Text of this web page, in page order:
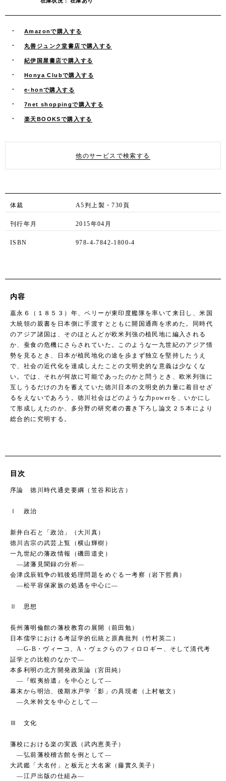
Amazonで購入する
丸善ジュンク堂書店で購入する
紀伊国屋書店で購入する
Honya Clubで購入する
e-honで購入する
7net shoppingで購入する
楽天BOOKSで購入する
他のサービスで検索する
体裁 A5判上製・730頁
刊行年月 2015年04月
ISBN 978-4-7842-1800-4
内容
嘉永６（１８５３）年、ペリーが東印度艦隊を率いて来日し、米国
大統領の親書を日本側に手渡すとともに開国通商を求めた。同時代
のアジア諸国は、そのほとんどが欧米列強の植民地に編入される
か、蚕食の危機にさらされていた。このような一九世紀のアジア情
勢を見るとき、日本が植民地化の途を歩まず独立を堅持したうえ
で、社会の近代化を達成しえたことの文明史的な意義は少なくな
い。では、それが何故に可能であったのかと問うとき、欧米列強に
互しうるだけの力を蓄えていた徳川日本の文明史的力量に着目せざ
るをえないであろう。徳川社会はどのような力powerを、いかにし
て形成しえたのか、多分野の研究者の書き下ろし論文２５本により
総合的に究明する。
目次
序論 徳川時代通史要綱（笠谷和比古）
Ⅰ 政治
新井白石と「政治」（大川真）
徳川吉宗の武芸上覧（横山輝樹）
一九世紀の藩政情報（磯田道史）
―諸藩見聞録の分析―
会津戊辰戦争の戦後処理問題をめぐる一考察（岩下哲典）
―松平容保家族の処遇を中心に―
Ⅱ 思想
長州藩明倫館の藩校教育の展開（前田勉）
日本儒学における考証学的伝統と原典批判（竹村英二）
―G-B・ヴィーコ、A・ヴェクらのフィロロギー、そして清代考
証学との比較のなかで―
本多利明の北方開発政策論（宮田純）
―『蝦夷拾遺』を中心として―
幕末から明治、後期水戸学「影」の具現者（上村敏文）
―久米幹文を中心として―
Ⅲ 文化
藩校における楽の実践（武内恵美子）
―弘前藩校稽古館を例として―
大武鑑「大名付」と板元と大名家（藤實久美子）
―江戸出版の仕組み―